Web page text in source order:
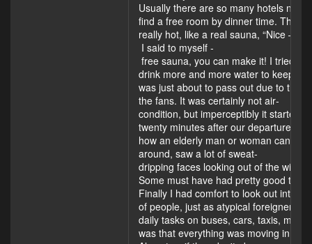
Usually there are so many hotels
find a free room by dinner time. The
really hot, like a real sauna, “Nice –
I said to myself ­
free sauna, you can make it! I tried to
drink more and more water to keep
was just about to pass out due to the
the fans. It was certainly not air­
condition, but imperceptibly it started
twenty minutes after our departure,
how an elderly man or woman can
around, saw a lot of sweat­
dripping faces looking out of the
Some must have had pretty good
Finally I had comfort to look out into
of people, just as atypical foreigner
daily tasks on buses, cars, taxis,
was that everything was moving in